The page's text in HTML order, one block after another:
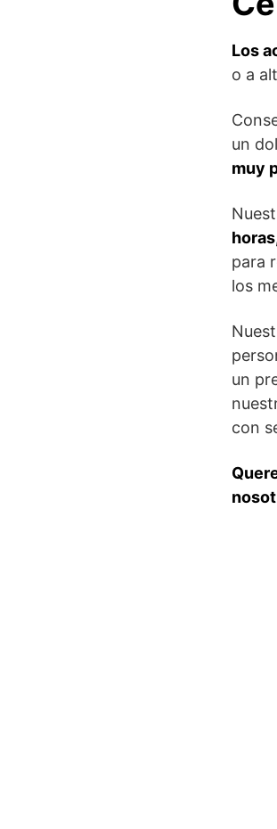
Los
o a
un
muy
para
los
un
con